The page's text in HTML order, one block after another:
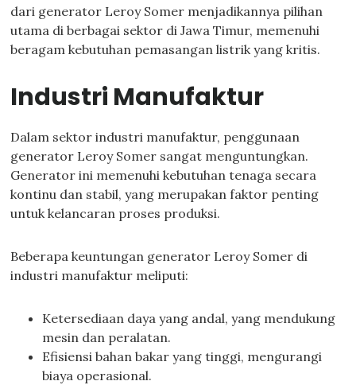
dari generator Leroy Somer menjadikannya pilihan
utama di berbagai sektor di Jawa Timur, memenuhi
beragam kebutuhan pemasangan listrik yang kritis.
Industri Manufaktur
Dalam sektor industri manufaktur, penggunaan
generator Leroy Somer sangat menguntungkan.
Generator ini memenuhi kebutuhan tenaga secara
kontinu dan stabil, yang merupakan faktor penting
untuk kelancaran proses produksi.
Beberapa keuntungan generator Leroy Somer di
industri manufaktur meliputi:
Ketersediaan daya yang andal, yang mendukung
mesin dan peralatan.
Efisiensi bahan bakar yang tinggi, mengurangi
biaya operasional.